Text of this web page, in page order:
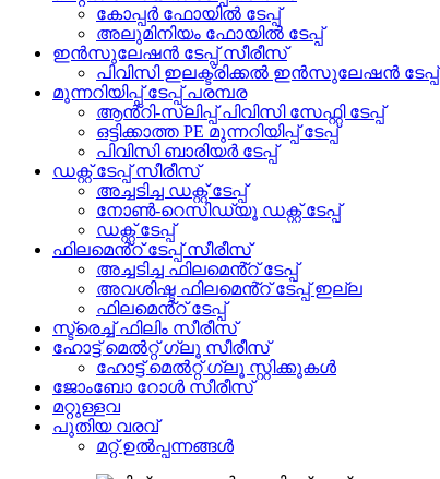
കോപ്പർ ഫോയിൽ ടേപ്പ്
അലുമിനിയം ഫോയിൽ ടേപ്പ്
ഇൻസുലേഷൻ ടേപ്പ് സീരീസ്
പിവിസി ഇലക്ട്രിക്കൽ ഇൻസുലേഷൻ ടേപ്പ്
മുന്നറിയിപ്പ് ടേപ്പ് പരമ്പര
ആൻ്റി-സ്ലിപ്പ് പിവിസി സേഫ്റ്റി ടേപ്പ്
ഒട്ടിക്കാത്ത PE മുന്നറിയിപ്പ് ടേപ്പ്
പിവിസി ബാരിയർ ടേപ്പ്
ഡക്റ്റ് ടേപ്പ് സീരീസ്
അച്ചടിച്ച ഡക്റ്റ് ടേപ്പ്
നോൺ-റെസിഡ്യൂ ഡക്റ്റ് ടേപ്പ്
ഡക്റ്റ് ടേപ്പ്
ഫിലമെൻ്റ് ടേപ്പ് സീരീസ്
അച്ചടിച്ച ഫിലമെൻ്റ് ടേപ്പ്
അവശിഷ്ട ഫിലമെൻ്റ് ടേപ്പ് ഇല്ല
ഫിലമെൻ്റ് ടേപ്പ്
സ്ട്രെച്ച് ഫിലിം സീരീസ്
ഹോട്ട് മെൽറ്റ് ഗ്ലൂ സീരീസ്
ഹോട്ട് മെൽറ്റ് ഗ്ലൂ സ്റ്റിക്കുകൾ
ജോംബോ റോൾ സീരീസ്
മറ്റുള്ളവ
പുതിയ വരവ്
മറ്റ് ഉൽപ്പന്നങ്ങൾ